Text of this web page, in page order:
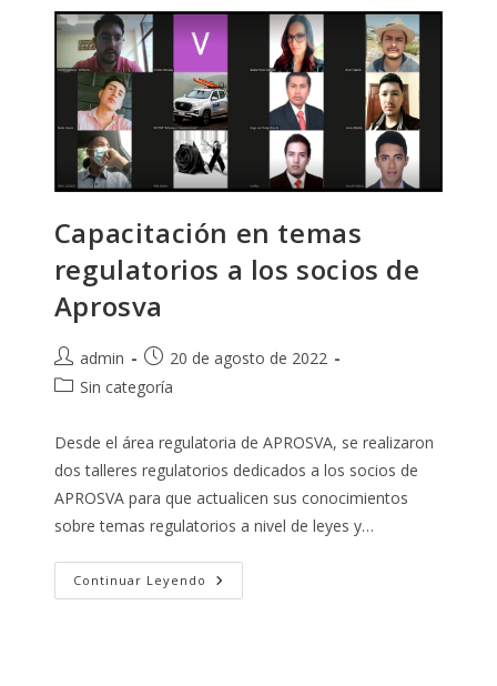
De
Aprosva
Ante
Autoridades
Del
Ministerio
De
Telecomunicaciones
Y
De
La
Sociedad
La
Información
Capacitación en temas
regulatorios a los socios de
Aprosva
Autor
de
admin
Publicación
de
la
20 de agosto de 2022
Categoría
la
entrada:
Sin categoría
Desde el área regulatoria de APROSVA, se realizaron
dos talleres regulatorios dedicados a los socios de
APROSVA para que actualicen sus conocimientos
sobre temas regulatorios a nivel de leyes y…
Continuar Leyendo Capacitación
En